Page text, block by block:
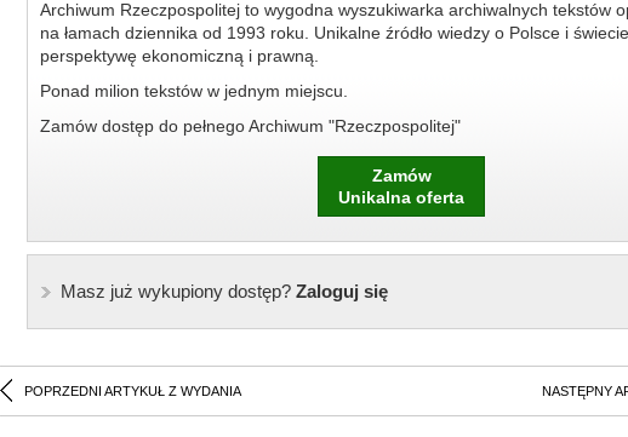
Archiwum Rzeczpospolitej to wygodna wyszukiwarka archiwalnych tekstów
na łamach dziennika od 1993 roku. Unikalne źródło wiedzy o Polsce i
perspektywę ekonomiczną i prawną.
Ponad milion tekstów w jednym miejscu.
Zamów dostęp do pełnego Archiwum "Rzeczpospolitej"
Zamów
Unikalna oferta
Masz już wykupiony dostęp?Zaloguj się
POPRZEDNI ARTYKUŁ Z WYDANIA NASTĘPNY